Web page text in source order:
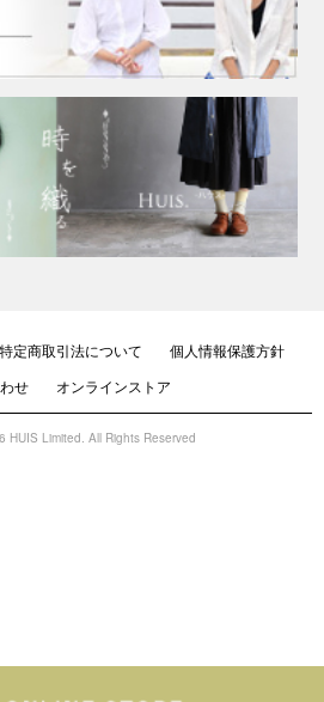
特定商取引法について
個人情報保護方針
せ
オンラインストア
HUIS Limited. All Rights Reserved